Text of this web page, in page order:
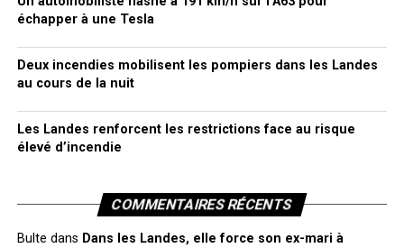
échapper à une Tesla
Deux incendies mobilisent les pompiers dans les Landes
au cours de la nuit
Les Landes renforcent les restrictions face au risque
élevé d’incendie
COMMENTAIRES RÉCENTS
Bulte dans Dans les Landes, elle force son ex-mari à